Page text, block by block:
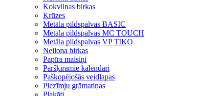
Kokvilnas birkas
Krūzes
Metāla pildspalvas BASIC
Metāla pildspalvas MC TOUCH
Metāla pildspalvas VP TIKO
Neilona birkas
Papīra maisiņi
Pāršķiramie kalendāri
Paškopējošās veidlapas
Piezīmju grāmatiņas
Plakāti